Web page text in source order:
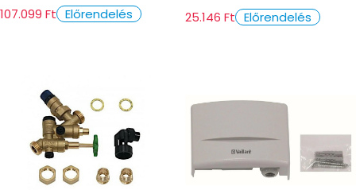
107.099 Ft Előrendelés
25.146 Ft Előrendelés